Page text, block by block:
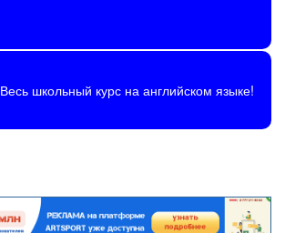
Весь школьный курс на английском языке!